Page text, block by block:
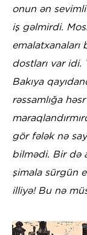
onun ən
iş gəlmirdi.
emalatxanaları
dostları var idi.
Bakıya
rəssamlığa
gör fələk nə
bilmədi. Bir də
şimala sürgün
illiyə! Bu nə